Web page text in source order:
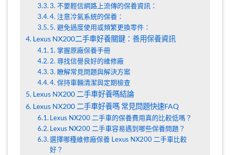
3. 不要輕信網路上流傳的保養資訊：
4. 注意冷氣系統的保養：
5. 避免過度使用或頻繁更換零件：
Lexus NX200二手車好養關鍵：善用保養資訊
1. 掌握原廠保養手冊
2. 尋找信譽良好的維修廠
3. 瞭解常見問題與解決方案
4. 保持車輛清潔與定期檢查
Lexus NX200 二手車好養嗎結論
Lexus NX200 二手車好養嗎 常見問題快速FAQ
Lexus NX200 二手車的保養費用真的比較低嗎？
Lexus NX200 二手車容易遇到哪些保養問題？
選擇哪種維修廠保養 Lexus NX200 二手車比較
好？